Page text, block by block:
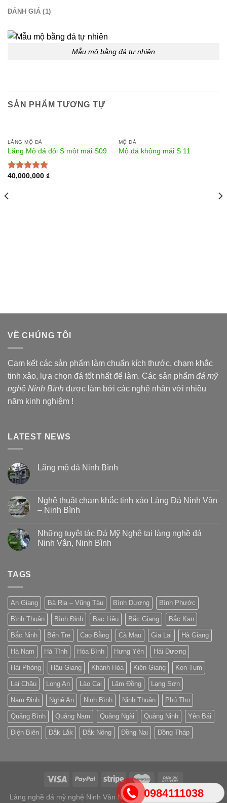
0984111038
ĐÁNH GIÁ (1)
Mẫu mộ bằng đá tự nhiên
SẢN PHẨM TƯƠNG TỰ
LĂNG MỘ ĐÁ
Lăng Mộ đá đôi S một mái S09
Được xếp
sao
40,000,000 ₫
MỘ ĐÁ
Mộ đá không mái S 11
VỀ CHÚNG TÔI
Cam kết các sản phẩm làm chuẩn kích thước, chạm khắc
tinh xảo, lựa chọn đá tốt nhất để làm. Các sản phẩm đá mỹ
nghệ Ninh Bình được làm bởi các nghệ nhân với nhiều
năm kinh nghiệm !
LATEST NEWS
Lăng mộ đá Ninh Bình
Nghệ thuật chạm khắc tinh xảo Làng Đá Ninh Vân
– Ninh Bình
Những tuyệt tác Đá Mỹ Nghệ tại làng nghề đá
Ninh Vân, Ninh Bình
TAGS
An Giang Bà Rịa – Vũng Tàu Bình Dương Bình Phước
Bình Thuận Bình Định Bạc Liêu Bắc Giang Bắc Kạn
Bắc Ninh Bến Tre Cao Bằng Cà Mau Gia Lai Hà Giang
Hà Nam Hà Tĩnh Hòa Bình Hưng Yên Hải Dương
Hải Phòng Hậu Giang Khánh Hòa Kiên Giang Kon Tum
Lai Châu Long An Lào Cai Lâm Đồng Lạng Sơn
Nam Định Nghệ An Ninh Bình Ninh Thuận Phú Thọ
Quảng Bình Quảng Nam Quảng Ngãi Quảng Ninh Yên Bái
Điện Biên Đắk Lắk Đắk Nông Đồng Nai Đồng Tháp
Làng nghề đá mỹ nghệ Ninh Vân Ninh Bình 2026 ©Lăng mộ đá